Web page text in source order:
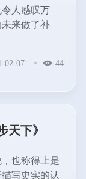
人感叹万
来做了补
02-07 44
天下》
也称得上是
写史实的认